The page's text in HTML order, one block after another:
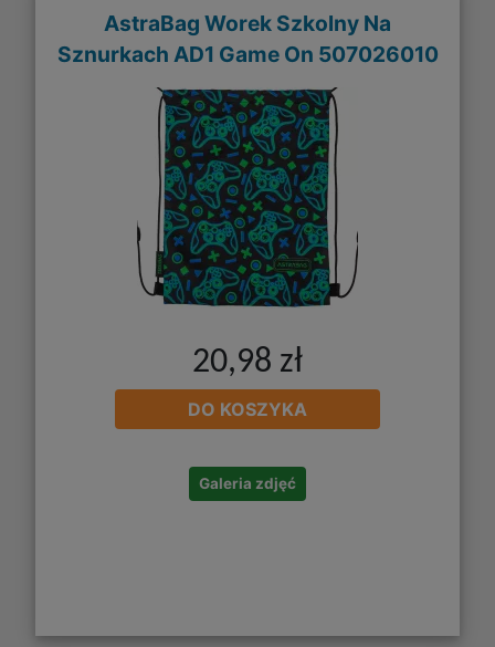
AstraBag Worek Szkolny Na
Sznurkach AD1 Game On 507026010
20,98 zł
DO KOSZYKA
Galeria zdjęć